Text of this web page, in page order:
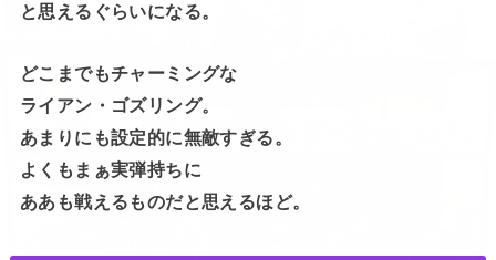
と思えるぐらいになる。
どこまでもチャーミングな
ライアン・ゴズリング。
あまりにも設定的に無敵すぎる。
よくもまぁ実弾持ちに
ああも戦えるものだと思えるほど。